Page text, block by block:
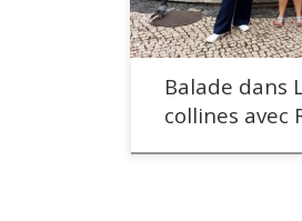
Balade dans
collines avec